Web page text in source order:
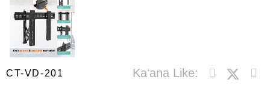
CT-VD-201 Kaʻana Like: